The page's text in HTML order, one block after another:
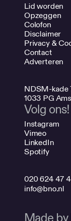
Lid worden
Opzeggen
Colofon
Disclaimer
Privacy &
Contact
Adverteren
NDSM-kade
1033 PG
Volg ons!
Instagram
Vimeo
LinkedIn
Spotify
020 624 47
info@bno.nl